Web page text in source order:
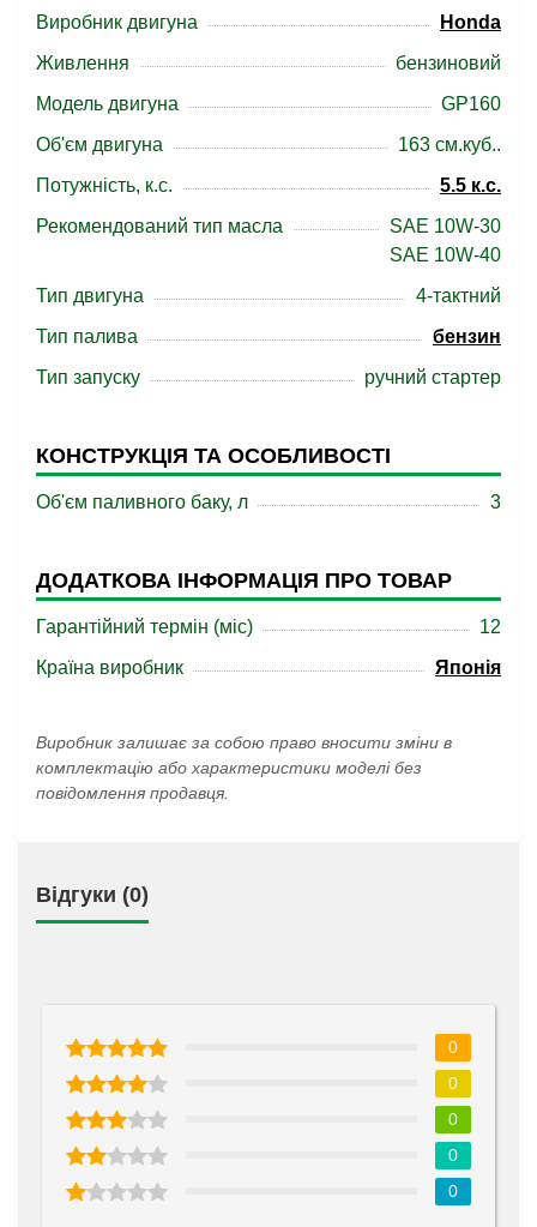
Виробник двигуна
Honda
Живлення
бензиновий
Модель двигуна
GP160
Об'єм двигуна
163 см.куб..
Потужність, к.с.
5.5 к.с.
Рекомендований тип масла
SAE 10W-30
SAE 10W-40
Тип двигуна
4-тактний
Тип палива
бензин
Тип запуску
ручний стартер
КОНСТРУКЦІЯ ТА ОСОБЛИВОСТІ
Об'єм паливного баку, л 3
ДОДАТКОВА ІНФОРМАЦІЯ ПРО ТОВАР
Гарантійний термін (міс)
12
Країна виробник
Японія
Виробник залишає за собою право вносити зміни в
комплектацію або характеристики моделі без
повідомлення продавця.
Відгуки (0)
0
0
0
0
0